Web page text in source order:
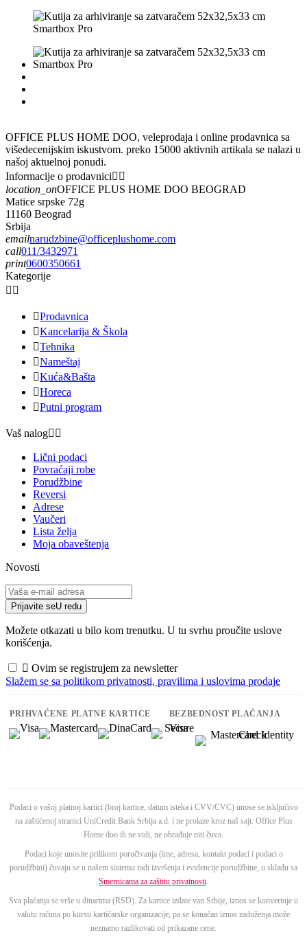
OFFICE PLUS HOME DOO, veleprodaja i online prodavnica sa
višedecenijskim iskustvom. preko 15000 aktivnih artikala se nalazi u
našoj aktuelnoj ponudi.
Informacije o prodavnici 
location_onOFFICE PLUS HOME DOO BEOGRAD
Matice srpske 72g
11160 Beograd
Srbija
emailnarudzbine@officeplushome.com
call011/3432971
print0600350661
Kategorije
 
Prodavnica
Kancelarija & Škola
Tehnika
Nameštaj
Kuća&Bašta
Horeca
Putni program
Vaš nalog 
Lični podaci
Povraćaji robe
Porudžbine
Reversi
Adrese
Vaučeri
Lista želja
Moja obaveštenja
Novosti
Prijavite seU redu
Možete otkazati u bilo kom trenutku. U tu svrhu proučite uslove
korišćenja.
 Ovim se registrujem za newsletter
Slažem se sa politikom privatnosti, pravilima i uslovima prodaje
PRIHVAĆENE PLATNE KARTICE BEZBEDNOST PLAĆANJA
Podaci o vašoj platnoj kartici (broj kartice, datum isteka i CVV/CVC) unose se isključivo
na zaštićenoj stranici UniCredit Bank Srbija a.d. i ne prolaze kroz naš sajt. Office Plus
Home doo ih ne vidi, ne obrađuje niti čuva.
Podaci koje unosite prilikom poručivanja (ime, adresa, kontakt podaci i podaci o
porudžbini) čuvaju se u našem sistemu radi izvršenja i evidencije porudžbine, u skladu sa
Smernicama za zaštitu privatnosti.
Sva plaćanja se vrše u dinarima (RSD). Za kartice izdate van Srbije, iznos se konvertuje u
valutu računa po kursu kartičarske organizacije, pa se konačan iznos zaduženja može
neznatno razlikovati od prikazane cene.